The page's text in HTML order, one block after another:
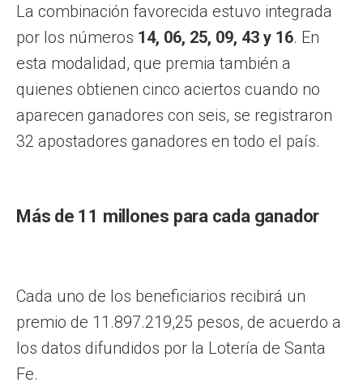
La combinación favorecida estuvo integrada
por los números 14, 06, 25, 09, 43 y 16. En
esta modalidad, que premia también a
quienes obtienen cinco aciertos cuando no
aparecen ganadores con seis, se registraron
32 apostadores ganadores en todo el país.
Más de 11 millones para cada ganador
Cada uno de los beneficiarios recibirá un
premio de 11.897.219,25 pesos, de acuerdo a
los datos difundidos por la Lotería de Santa
Fe.